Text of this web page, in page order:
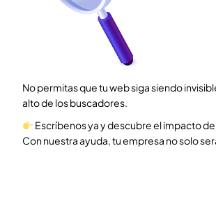
No permitas que tu web siga siendo
alto de los buscadores.
Escríbenos ya y descubre el impacto
Con nuestra ayuda, tu empresa no solo